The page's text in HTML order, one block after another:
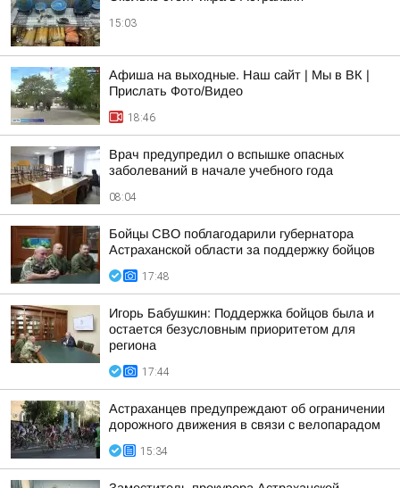
15:03
Афиша на выходные. Наш сайт | Мы в ВК |
Прислать Фото/Видео
18:46
Врач предупредил о вспышке опасных
заболеваний в начале учебного года
08:04
Бойцы СВО поблагодарили губернатора
Астраханской области за поддержку бойцов
17:48
Игорь Бабушкин: Поддержка бойцов была и
остается безусловным приоритетом для
региона
17:44
Астраханцев предупреждают об ограничении
дорожного движения в связи с велопарадом
15:34